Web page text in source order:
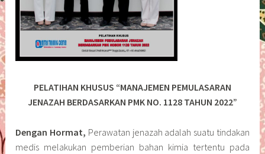
PELATIHAN KHUSUS “MANAJEMEN PEMULASARAN
JENAZAH BERDASARKAN PMK NO. 1128 TAHUN 2022”
Dengan Hormat, Perawatan jenazah adalah suatu tindakan
medis melakukan pemberian bahan kimia tertentu pada